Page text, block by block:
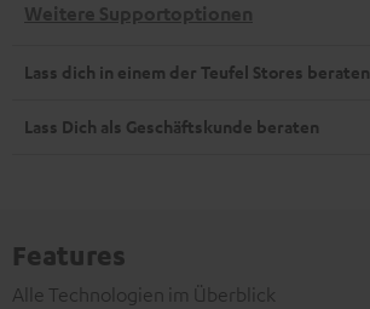
Weitere Supportoptionen
Lass dich in einem der Teufel Stores beraten
Lass Dich als Geschäftskunde beraten
Features
Alle Technologien im Überblick